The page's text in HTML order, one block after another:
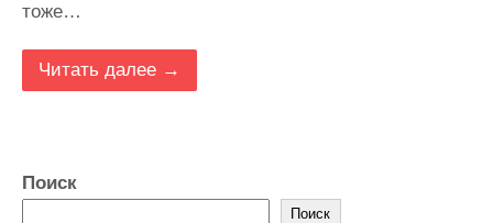
тоже…
Читать далее →
Поиск
Поиск